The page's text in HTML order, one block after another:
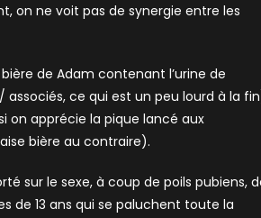
on ne voit pas de synergie entre les
de Adam contenant l’urine de
ce qui est un peu lourd à la
on apprécie la pique lancé aux
bière au contraire).
sur le sexe, à coup de poils pubiens,
de 13 ans qui se paluchent toute la